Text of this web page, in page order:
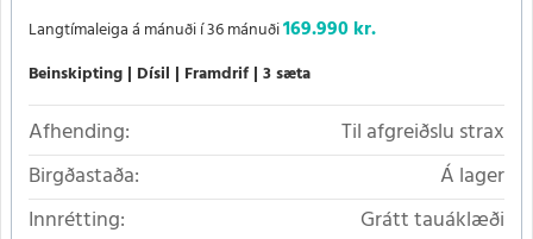
Langtímaleiga á mánuði í 36 mánuði169.990 kr.
Beinskipting Dísil Framdrif 3 sæta
Afhending:
Til afgreiðslu strax
Birgðastaða:
Á lager
Innrétting:
Grátt tauáklæði